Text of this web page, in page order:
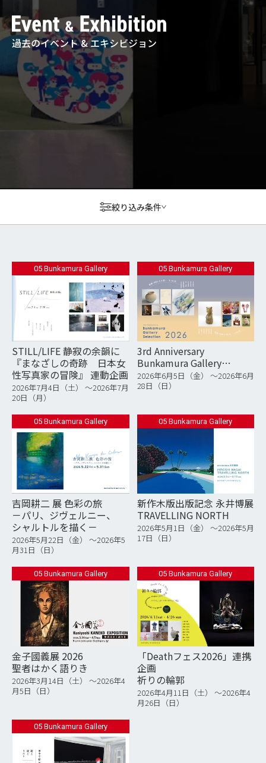
過去のイベント & エキシビジョン
絞り込み条件
05 Bunkamura Gallery
STILL/LIFE 静寂の余韻に
『まなざしの奇跡 日本女
性写真家の冒険』 連動企画
2026年7月4日（土） 〜2026年7月
20日（月）
05 Bunkamura Gallery
3rd Anniversary
Bunkamura Gallery
Selection 2026
2026年6月5日（金） 〜2026年6月
28日（日）
05 Bunkamura Gallery
吉岡耕二 展 色彩の旅
－パリ、ジヴェルニー、
シャルトルを描く－
2026年5月22日（金） 〜2026年5
月31日（日）
05 Bunkamura Gallery
新作木版出版記念 永井博展
TRAVELLING NORTH
2026年5月1日（金） 〜2026年5月
17日（日）
05 Bunkamura Gallery
金子國義展 2026
聖者はかく語りき
2026年3月14日（土） 〜2026年4
月5日（日）
05 Bunkamura Gallery
「Deathフェス2026」連携
企画
祈りの輪郭
2026年4月11日（土） 〜2026年4
月26日（日）
05 Bunkamura Gallery